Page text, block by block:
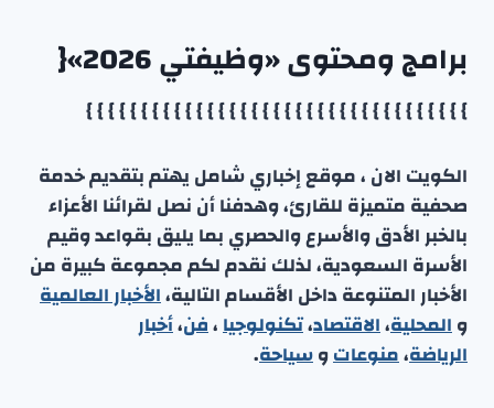
برامج ومحتوى «وظيفتي 2026»{
} } } } } } } } } } } } } } } } } } } } } } } } } } } } } } } } } } }
الكويت الان ، موقع إخباري شامل يهتم بتقديم خدمة
صحفية متميزة للقارئ، وهدفنا أن نصل لقرائنا الأعزاء
بالخبر الأدق والأسرع والحصري بما يليق بقواعد وقيم
الأسرة السعودية، لذلك نقدم لكم مجموعة كبيرة من
الأخبار المتنوعة داخل الأقسام التالية،الأخبار العالمية
والمحلية،الاقتصاد،تكنولوجيا،فن،أخبار
الرياضة،منوعاتوسياحة.